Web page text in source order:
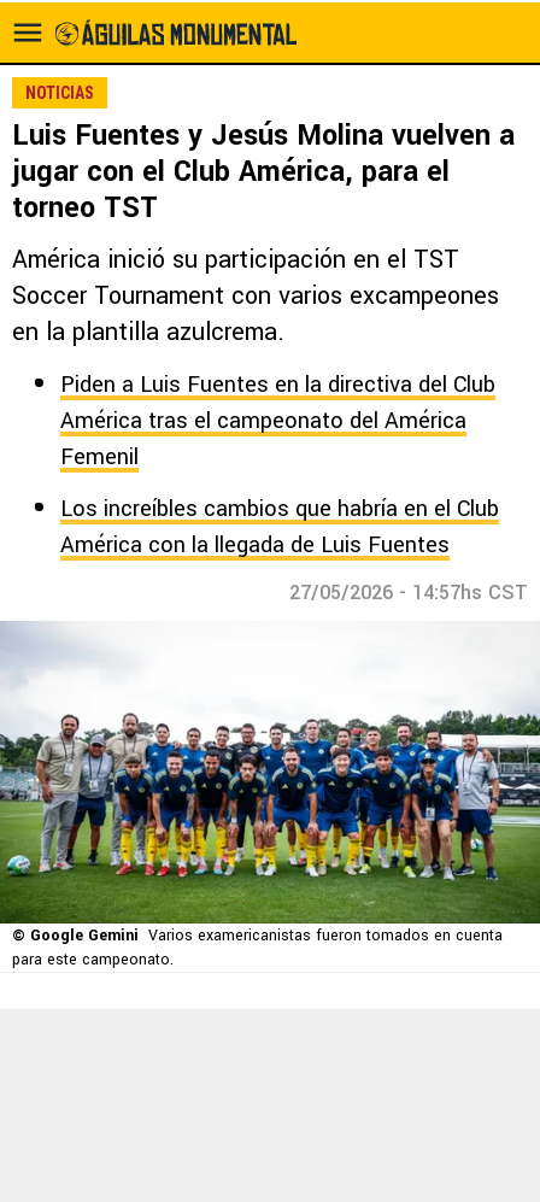
NOTICIAS
Luis Fuentes y Jesús Molina vuelven a
jugar con el Club América, para el
torneo TST
América inició su participación en el TST
Soccer Tournament con varios excampeones
en la plantilla azulcrema.
Piden a Luis Fuentes en la directiva del Club
América tras el campeonato del América
Femenil
Los increíbles cambios que habría en el Club
América con la llegada de Luis Fuentes
27/05/2026 - 14:57hs CST
© Google Gemini Varios examericanistas fueron tomados en cuenta
para este campeonato.